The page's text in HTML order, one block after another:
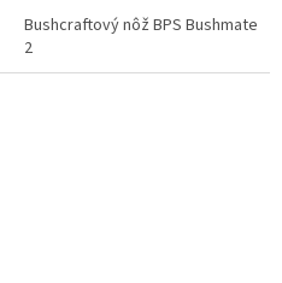
Bushcraftový nôž BPS Bushmate
2